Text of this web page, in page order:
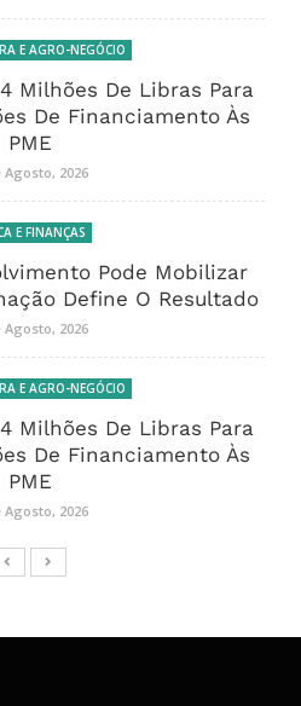
E AGRO-NEGÓCIO
Milhões De Libras Para
De Financiamento Às
PME
Agosto, 2026
E FINANÇAS
Pode Mobilizar
Define O Resultado
Agosto, 2026
E AGRO-NEGÓCIO
Milhões De Libras Para
De Financiamento Às
PME
Agosto, 2026